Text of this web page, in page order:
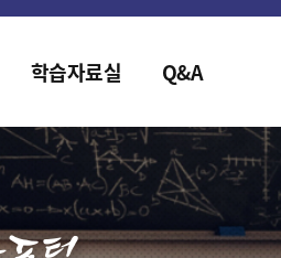
학습자료실 Q&A